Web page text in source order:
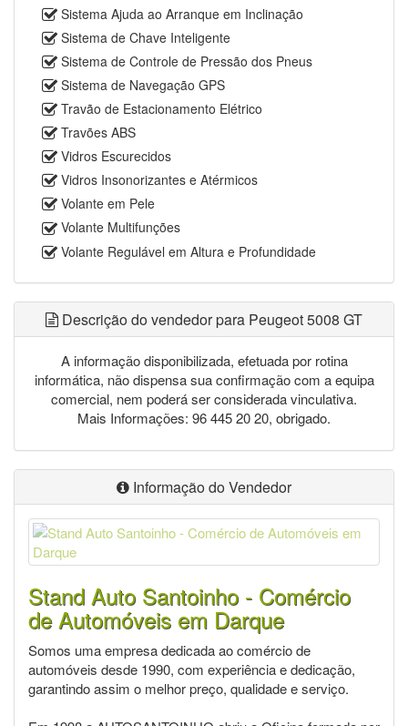
Sistema Ajuda ao Arranque em Inclinação
Sistema de Chave Inteligente
Sistema de Controle de Pressão dos Pneus
Sistema de Navegação GPS
Travão de Estacionamento Elétrico
Travões ABS
Vidros Escurecidos
Vidros Insonorizantes e Atérmicos
Volante em Pele
Volante Multifunções
Volante Regulável em Altura e Profundidade
Descrição do vendedor para Peugeot 5008 GT
A informação disponibilizada, efetuada por rotina
informática, não dispensa sua confirmação com a equipa
comercial, nem poderá ser considerada vinculativa.
Mais Informações: 96 445 20 20, obrigado.
Informação do Vendedor
Stand Auto Santoinho - Comércio
de Automóveis em Darque
Somos uma empresa dedicada ao comércio de
automóveis desde 1990, com experiência e dedicação,
garantindo assim o melhor preço, qualidade e serviço.